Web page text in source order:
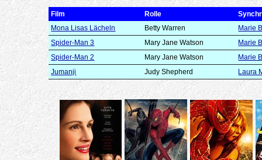
Film Rolle
Mona Lisas Lächeln
Betty Warren
Marie
Spider-Man 3
Mary Jane Watson
Marie
Spider-Man 2
Mary Jane Watson
Marie
Jumanji
Judy Shepherd Laura